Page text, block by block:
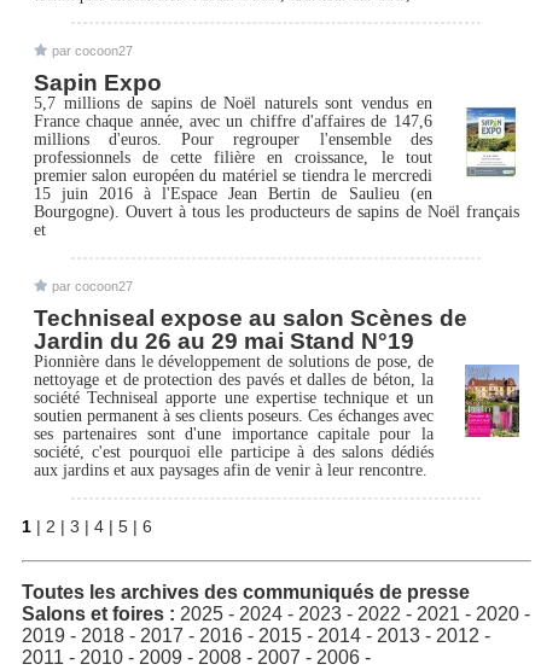
par cocoon27
Sapin Expo
5,7 millions de sapins de Noël naturels sont vendus en
France chaque année, avec un chiffre d'affaires de 147,6
millions d'euros. Pour regrouper l'ensemble des
professionnels de cette filière en croissance, le tout
premier salon européen du matériel se tiendra le mercredi
15 juin 2016 à l'Espace Jean Bertin de Saulieu (en
Bourgogne). Ouvert à tous les producteurs de sapins de Noël français
et
par cocoon27
Techniseal expose au salon Scènes de
Jardin du 26 au 29 mai Stand N°19
Pionnière dans le développement de solutions de pose, de
nettoyage et de protection des pavés et dalles de béton, la
société Techniseal apporte une expertise technique et un
soutien permanent à ses clients poseurs. Ces échanges avec
ses partenaires sont d'une importance capitale pour la
société, c'est pourquoi elle participe à des salons dédiés
aux jardins et aux paysages afin de venir à leur rencontre.
1 | 2 | 3 | 4 | 5 | 6
Toutes les archives des communiqués de presse
Salons et foires : 2025 - 2024 - 2023 - 2022 - 2021 - 2020 -
2019 - 2018 - 2017 - 2016 - 2015 - 2014 - 2013 - 2012 -
2011 - 2010 - 2009 - 2008 - 2007 - 2006 -